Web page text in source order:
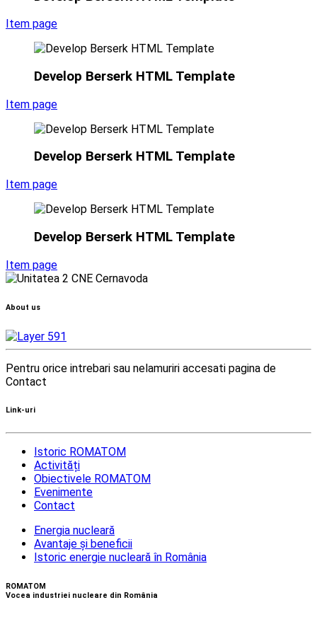
Item page
Develop Berserk HTML Template
Item page
Develop Berserk HTML Template
Item page
Develop Berserk HTML Template
Item page
About us
Pentru orice intrebari sau nelamuriri accesati pagina de
Contact
Link-uri
Istoric ROMATOM
Activități
Obiectivele ROMATOM
Evenimente
Contact
Energia nucleară
Avantaje și beneficii
Istoric energie nucleară în România
ROMATOM
Vocea industriei nucleare din România